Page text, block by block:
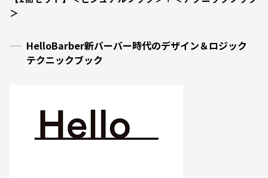
＞
HelloBarber新バーバー時代のデザイン＆ロジック
テクニックブック